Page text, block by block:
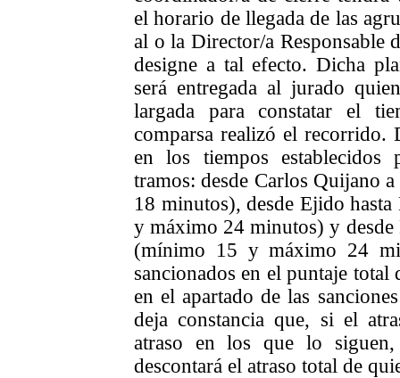
el horario de llegada de las
al o la Director/a Responsable
designe a tal efecto. Dicha
será entregada al jurado
largada para constatar el
comparsa realizó el recorrido.
en los tiempos establecidos
tramos: desde Carlos Quijano
18 minutos), desde Ejido
y máximo 24 minutos) y desde
(mínimo 15 y máximo 24
sancionados en el puntaje total
en el apartado de las
deja constancia que, si el
atraso en los que lo
descontará el atraso total de